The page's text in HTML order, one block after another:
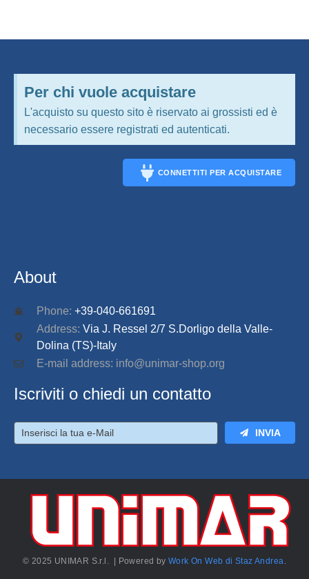
Per chi vuole acquistare
L'acquisto su questo sito è riservato ai grossisti ed è
necessario essere registrati ed autenticati.
CONNETTITI PER ACQUISTARE
About
Phone: +39-040-661691
Address: Via J. Ressel 2/7 S.Dorligo della Valle-
Dolina (TS)-Italy
E-mail address: info@unimar-shop.org
Iscriviti o chiedi un contatto
INVIA
© 2025 UNIMAR S.r.l. | Powered byWork On Web di Staz Andrea.